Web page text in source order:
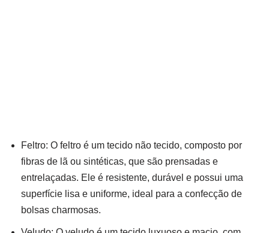
Feltro: O feltro é um tecido não tecido, composto por
fibras de lã ou sintéticas, que são prensadas e
entrelaçadas. Ele é resistente, durável e possui uma
superfície lisa e uniforme, ideal para a confecção de
bolsas charmosas.